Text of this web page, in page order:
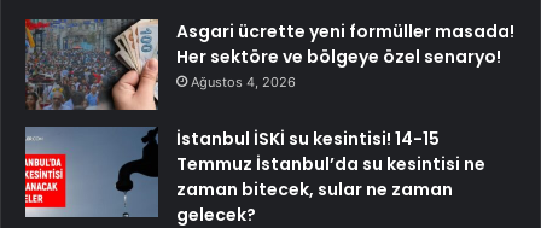
Asgari ücrette yeni formüller masada!
Her sektöre ve bölgeye özel senaryo!
Ağustos 4, 2026
İstanbul İSKİ su kesintisi! 14-15
Temmuz İstanbul’da su kesintisi ne
zaman bitecek, sular ne zaman
gelecek?